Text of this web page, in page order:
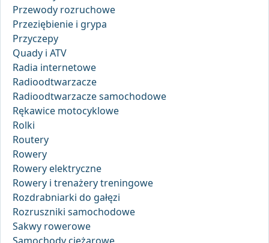
Przewody rozruchowe
Przeziębienie i grypa
Przyczepy
Quady i ATV
Radia internetowe
Radioodtwarzacze
Radioodtwarzacze samochodowe
Rękawice motocyklowe
Rolki
Routery
Rowery
Rowery elektryczne
Rowery i trenażery treningowe
Rozdrabniarki do gałęzi
Rozruszniki samochodowe
Sakwy rowerowe